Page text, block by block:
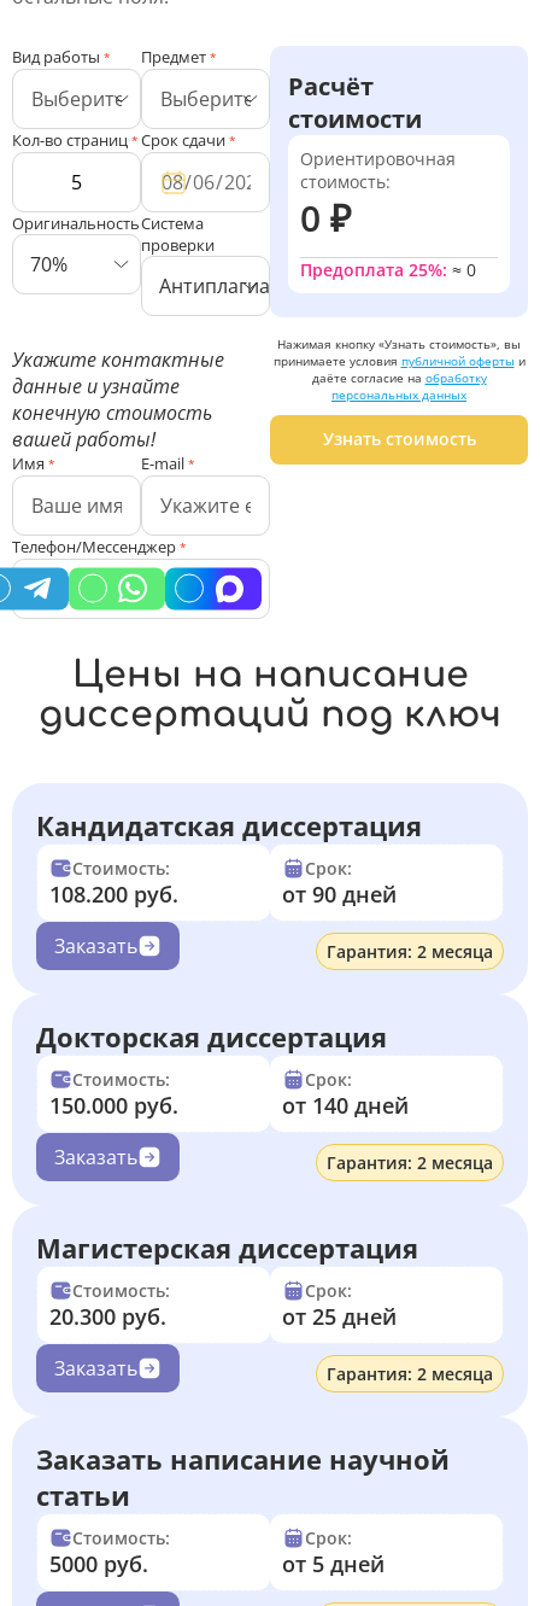
Вид работы * Предмет *
Кол-во страниц * Срок сдачи *
Оригинальность
70%
Система
проверки
Антиплагиат ВУЗ
Укажите контактные
данные и узнайте
конечную стоимость
вашей работы!
Имя * E-mail *
Телефон/Мессенджер *
Расчёт
стоимости
Ориентировочная
стоимость:
0 ₽
Предоплата 25%: ≈ 0
Нажимая кнопку «Узнать стоимость», вы
принимаете условия публичной оферты и
даёте согласие на обработку
персональных данных
Узнать стоимость
Цены на написание
диссертаций под ключ
Кандидатская диссертация
Стоимость:
108.200 руб.
Срок:
от 90 дней
Заказать Гарантия: 2 месяца
Докторская диссертация
Стоимость:
150.000 руб.
Срок:
от 140 дней
Заказать Гарантия: 2 месяца
Магистерская диссертация
Стоимость:
20.300 руб.
Срок:
от 25 дней
Заказать Гарантия: 2 месяца
Заказать написание научной
статьи
Стоимость:
5000 руб.
Срок:
от 5 дней